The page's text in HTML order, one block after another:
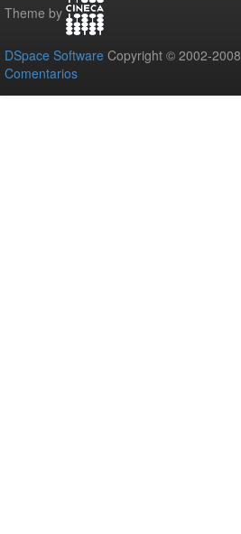
Theme by
DSpace Software Copyright © 2002-2008
Comentarios